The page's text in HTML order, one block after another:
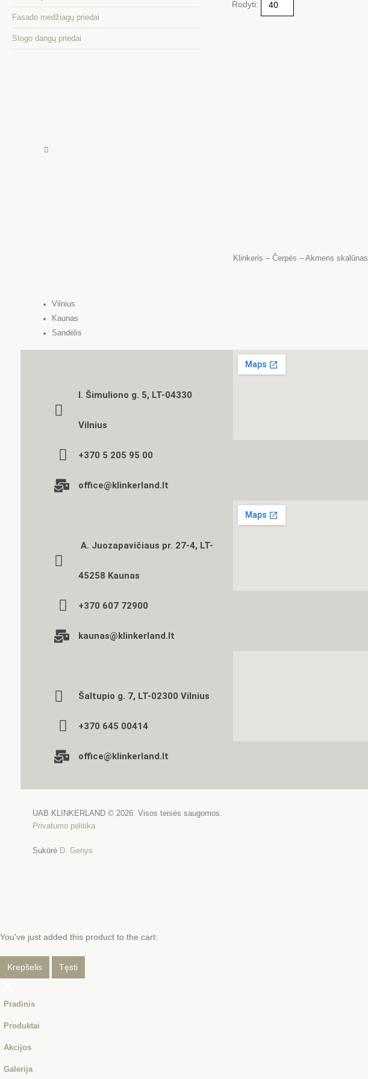
Rodyti:
Fasado medžiagų priedai
Stogo dangų priedai
Klinkeris – Čerpės – Akmens skalūnas
Vilnius
Kaunas
Sandėlis
I. Šimuliono g. 5, LT-04330
Vilnius
+370 5 205 95 00
office@klinkerland.lt
A. Juozapavičiaus pr. 27-4, LT-
45258 Kaunas
+370 607 72900
kaunas@klinkerland.lt
Šaltupio g. 7, LT-02300 Vilnius
+370 645 00414
office@klinkerland.lt
UAB KLINKERLAND © 2026. Visos teisės saugomos.
Privatumo politika
Sukūrė D. Genys
You've just added this product to the cart:
Krepšelis Tęsti
Pradinis
Produktai
Akcijos
Galerija